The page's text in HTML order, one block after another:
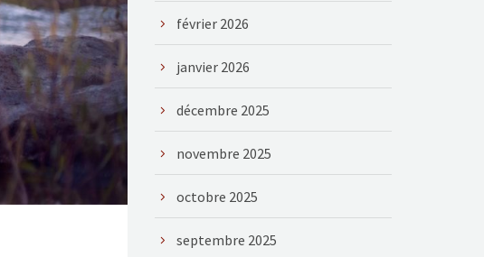
février 2026
janvier 2026
décembre 2025
novembre 2025
octobre 2025
septembre 2025